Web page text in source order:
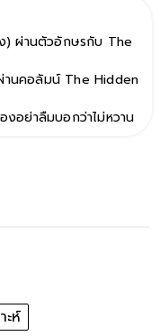
ง) ผ่านตัวอักษรกับ The
นคอลัมน์ The Hidden
งอย่าลืมบอกว่าไม่หวาน
ะห์